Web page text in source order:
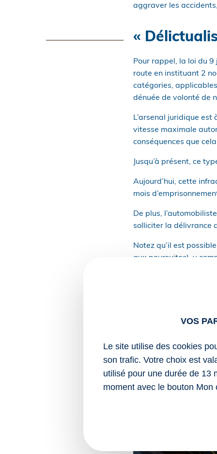
aggraver les
«
Pour rappel, la loi du
route en instituant 2
catégories,
dénuée de volonté de
L’arsenal juridique est
vitesse maximale
conséquences que
Jusqu’à présent, ce
Aujourd’hui, cette
mois
De plus,
solliciter la délivrance
Notez qu’il est
aux poursuites), y
Décret no 2025-
en application
à lutter contre la
Violence routière :
VOS
Le site utilise des cookies
son trafic. Votre choix est
utilisé pour une durée de 13
moment avec le bouton